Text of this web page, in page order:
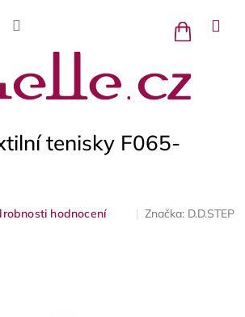
Nákupní
košík
tenisky F065-
hodnocení Značka: D.D.STEP